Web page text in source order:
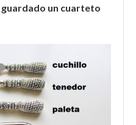
guardado un cuarteto